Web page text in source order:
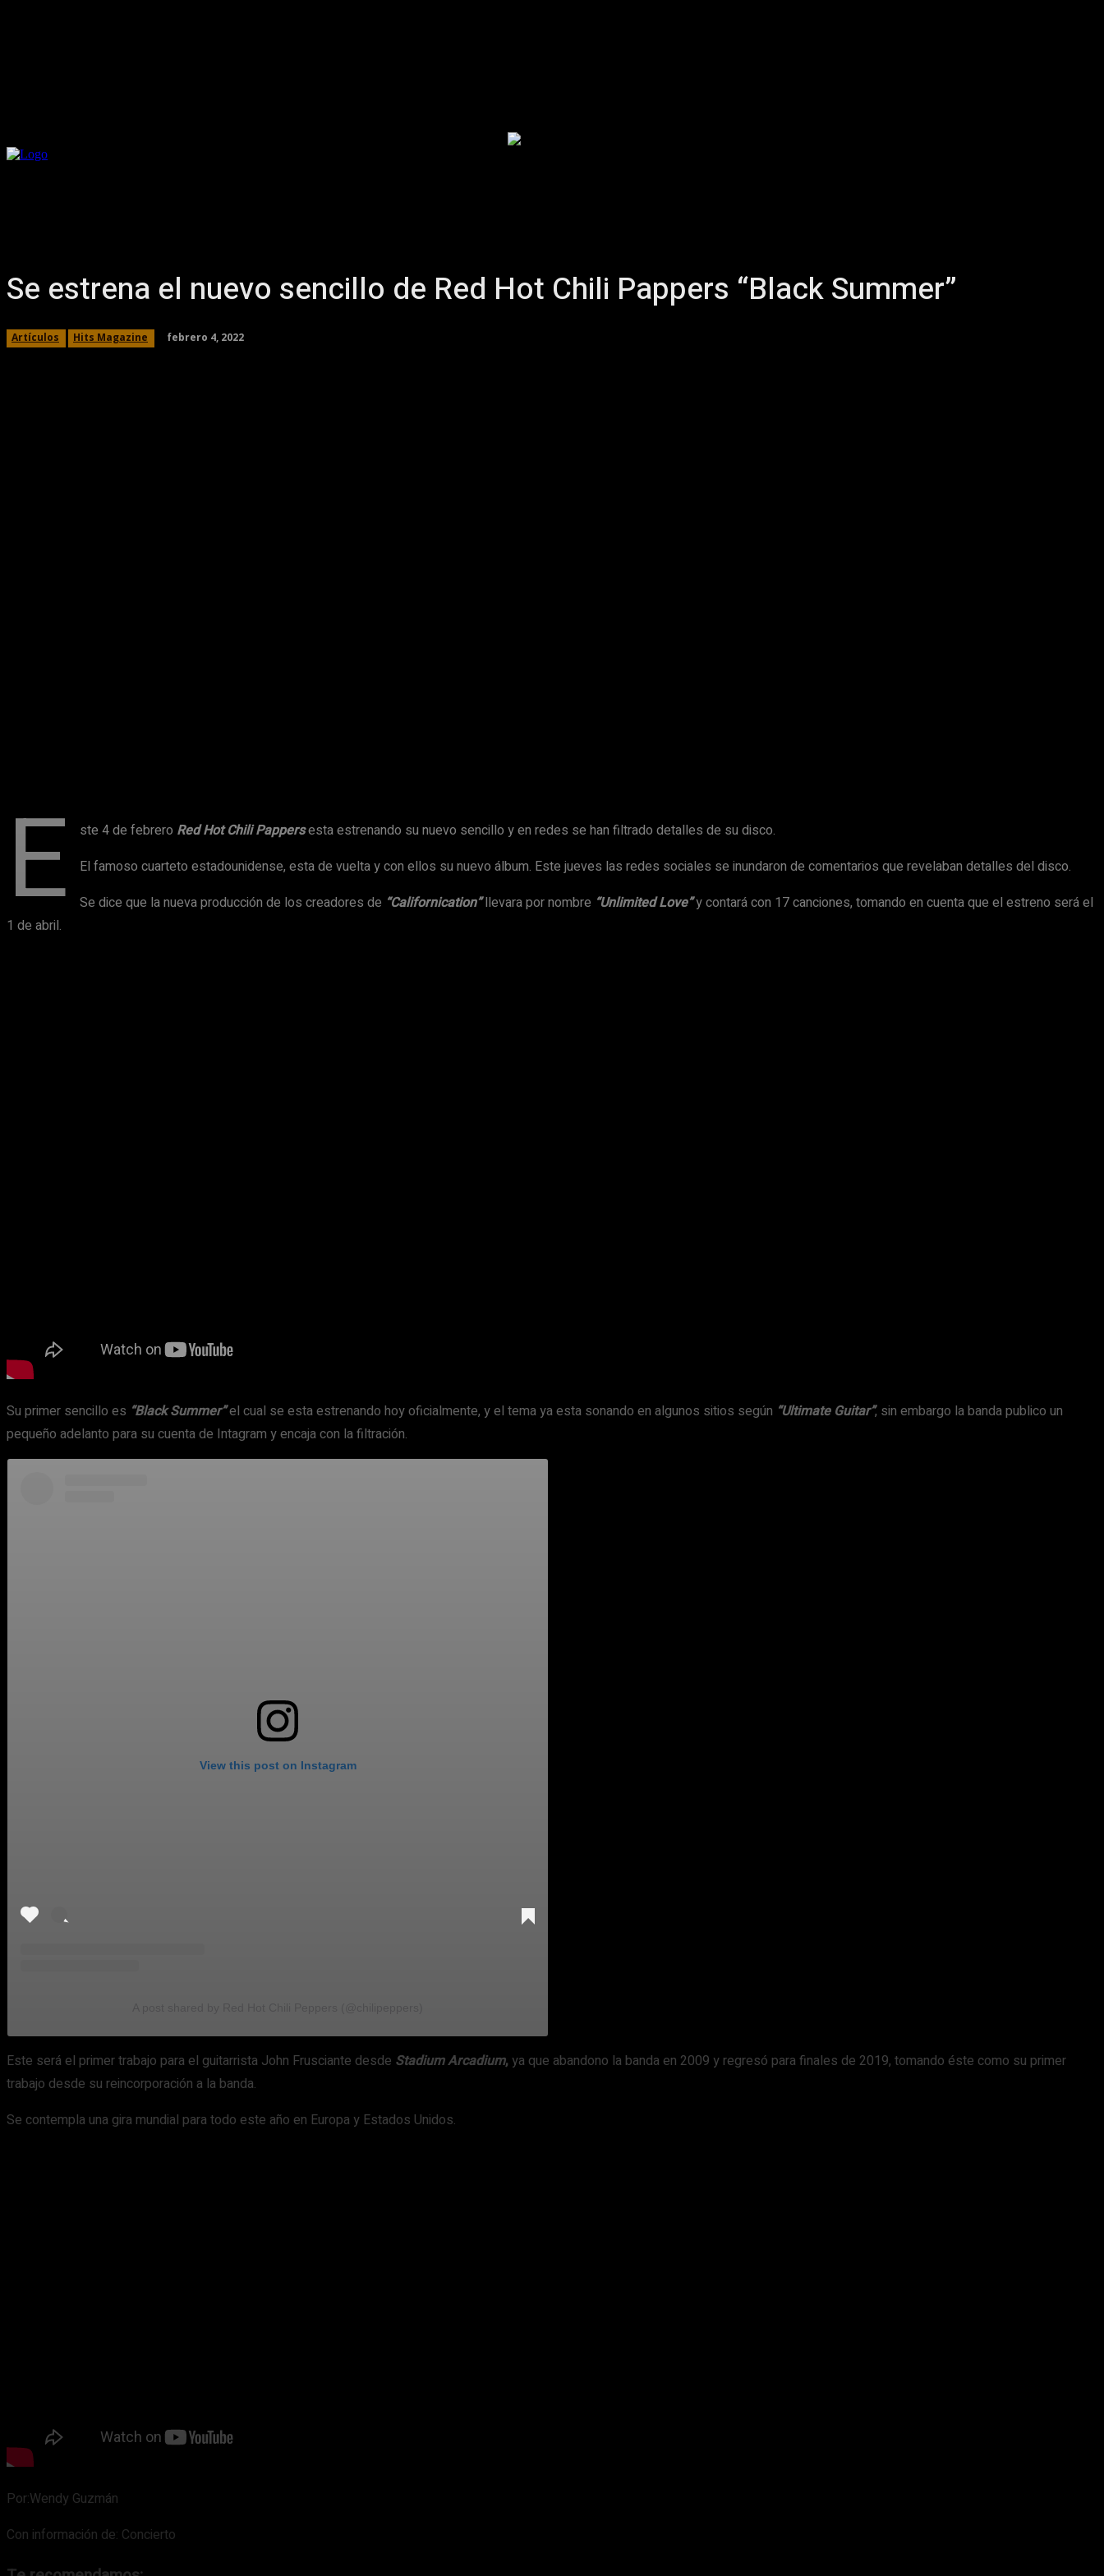
Se estrena el nuevo sencillo de Red Hot Chili Pappers “Black Summer”
Artículos Hits Magazine febrero 4, 2022
E ste 4 de febrero Red Hot Chili Pappersesta estrenando su nuevo sencillo y en redes se han filtrado detalles de su disco.
El famoso cuarteto estadounidense, esta de vuelta y con ellos su nuevo álbum. Este jueves las redes sociales se inundaron de comentarios que revelaban detalles del disco.
Se dice que la nueva producción de los creadores de “Californication”llevara por nombre “Unlimited Love”y contará con 17 canciones, tomando en cuenta que el estreno será el
1 de abril.
Su primer sencillo es “Black Summer”el cual se esta estrenando hoy oficialmente, y el tema ya esta sonando en algunos sitios según “Ultimate Guitar”, sin embargo la banda publico un
pequeño adelanto para su cuenta de Intagram y encaja con la filtración.
View this post on Instagram
Este será el primer trabajo para el guitarrista John Frusciante desde Stadium Arcadium, ya que abandono la banda en 2009 y regresó para finales de 2019, tomando éste como su primer
trabajo desde su reincorporación a la banda.
Se contempla una gira mundial para todo este año en Europa y Estados Unidos.
Por:Wendy Guzmán
Con información de: Concierto